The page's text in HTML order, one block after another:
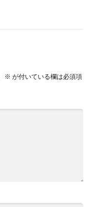
※ が付いている欄は必須項